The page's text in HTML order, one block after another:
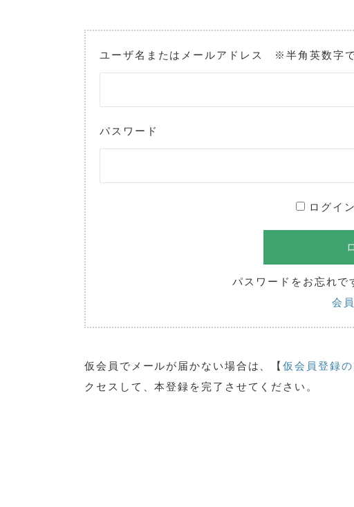
ユーザ名またはメールアドレス ※半角英数字
パスワード
ログイ
パスワードをお忘れ
会
仮会員でメールが届かない場合は、【仮会員登録の
クセスして、本登録を完了させてください。